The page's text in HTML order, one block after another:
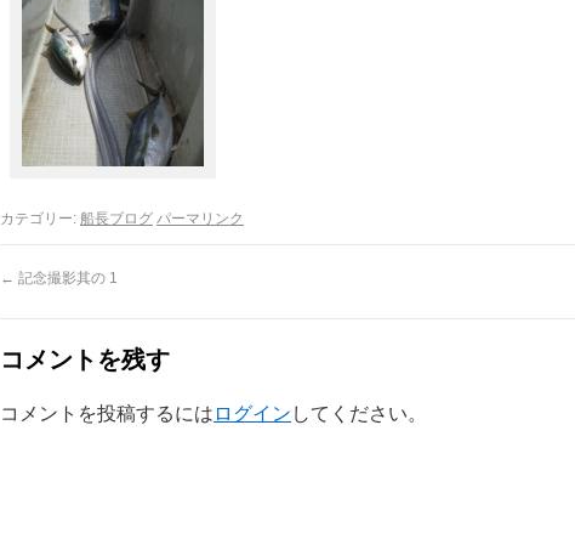
カテゴリー: 船長ブログ パーマリンク
← 記念撮影其の 1
コメントを残す
コメントを投稿するには ログイン してください。